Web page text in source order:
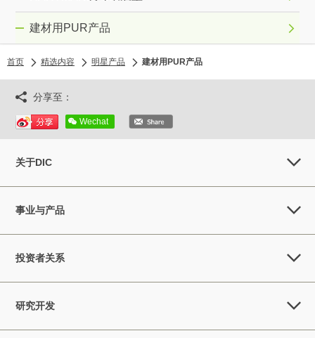
建材用PUR产品
首页 精选内容 明星产品 建材用PUR产品
分享至：
Wechat
关于DIC
事业与产品
投资者关系
研究开发